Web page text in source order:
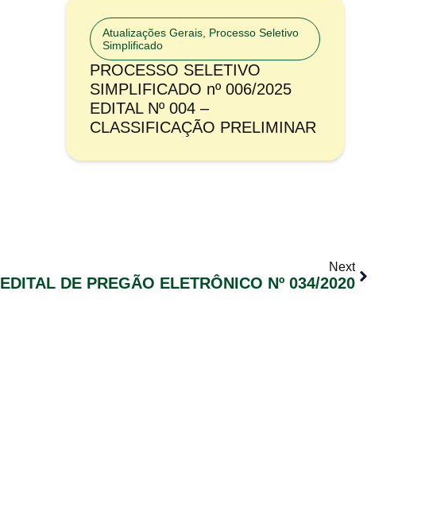
Atualizações Gerais Processo Seletivo
Simplificado
PROCESSO SELETIVO
SIMPLIFICADO nº 006/2025
EDITAL Nº 004 –
CLASSIFICAÇÃO PRELIMINAR
Next
EDITAL DE PREGÃO ELETRÔNICO Nº 034/2020